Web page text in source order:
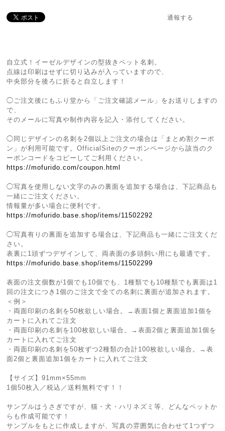
通報する
自立式！イーゼルデザインの型抜きペット名刺。
点線は印刷はせずに切り込みが入っていますので、
中央部分を後ろに折ると自立します！
◯ご注文後にもふり堂から「ご注文確認メール」をお送りしますの
で、
そのメールに写真や制作内容を記入・添付してください。
◯同じデザインの名刺を2個以上ご注文の場合は「まとめ割クーポ
ン」が利用可能です。OfficialSiteのクーポンページから該当のク
ーポンコードをコピーしてご利用ください。
https://mofurido.com/coupon.html
◯写真を使用しない文字のみの裏面を追加する場合は、下記商品も
一緒にご注文ください。
情報量が多い場合に便利です。
https://mofurido.base.shop/items/11502292
◯写真有りの裏面を追加する場合は、下記商品も一緒にご注文くだ
さい。
表裏に1頭ずつデザインして、両表面の多頭飼い用にも最適です。
https://mofurido.base.shop/items/11502299
表面の注文個数が1個でも10個でも、1種類でも10種類でも裏面は1
回の注文につき1個のご注文で全ての名刺に裏面が追加されます。
＜例＞
・両面印刷の名刺を50枚欲しい場合。→表面1個と裏面追加1個を
カートに入れてご注文
・両面印刷の名刺を100枚欲しい場合。→表面2個と裏面追加1個を
カートに入れてご注文
・両面印刷の名刺を50枚ずつ2種類の合計100枚欲しい場合。→表
面2個と裏面追加1個をカートに入れてご注文
【サイズ】91mm×55mm
1個50枚入／税込／送料無料です！！
サンプルはうさぎですが、猫・犬・ハリネズミ等、どんなペットか
らも作成可能です！
サンプルをもとに作成しますが、写真の雰囲気に合わせて1つずつ